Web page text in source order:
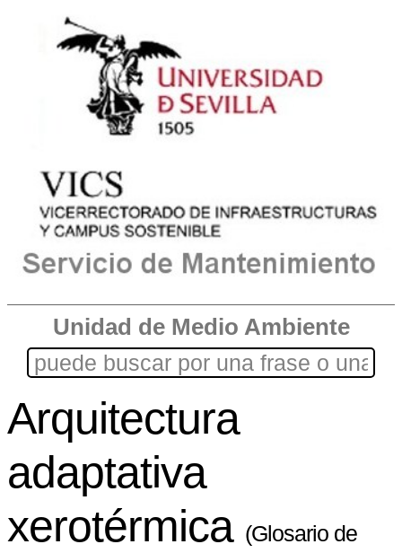
Unidad de Medio Ambiente
Arquitectura
adaptativa
xerotérmica (Glosario de